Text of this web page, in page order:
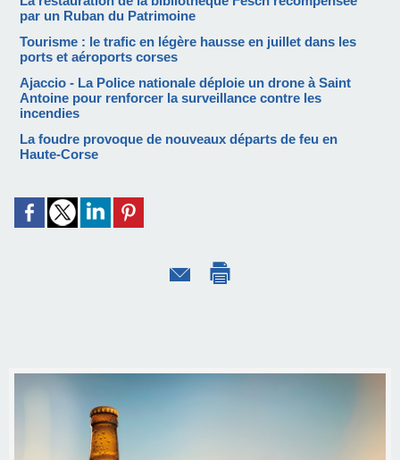
par un Ruban du Patrimoine
Tourisme : le trafic en légère hausse en juillet dans les
ports et aéroports corses
Ajaccio - La Police nationale déploie un drone à Saint
Antoine pour renforcer la surveillance contre les
incendies
La foudre provoque de nouveaux départs de feu en
Haute-Corse